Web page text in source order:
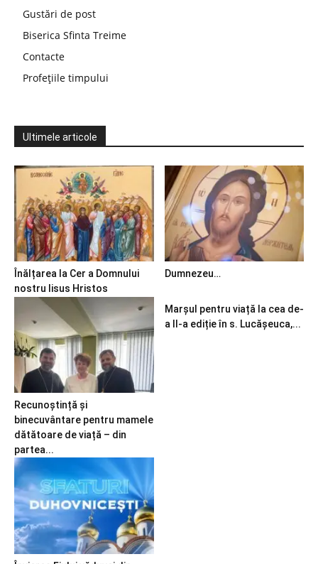
Gustări de post
Biserica Sfinta Treime
Contacte
Profețiile timpului
Ultimele articole
Înălțarea la Cer a Domnului
nostru Iisus Hristos
Dumnezeu…
Recunoștință și
binecuvântare pentru mamele
dătătoare de viață – din
partea...
Marșul pentru viață la cea de-
a II-a ediție în s. Lucășeuca,...